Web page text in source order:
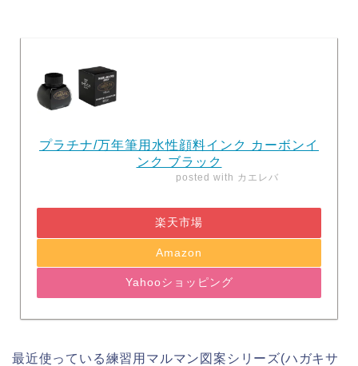
プラチナ/万年筆用水性顔料インク カーボンイ
ンク ブラック
posted with カエレバ
楽天市場
Amazon
Yahooショッピング
最近使っている練習用マルマン図案シリーズ(ハガキサ